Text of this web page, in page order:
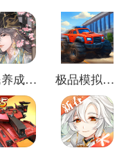
全民养成之女皇陛下 极品模拟车手